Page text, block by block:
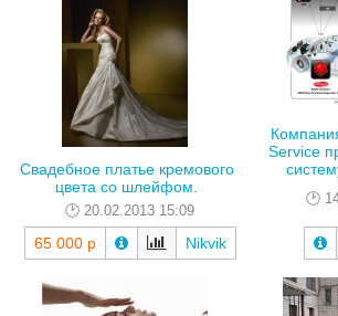
Свадебное платье кремового
цвета со шлейфом.
20.02.2013 15:09
65 000 р Nikvik
Service